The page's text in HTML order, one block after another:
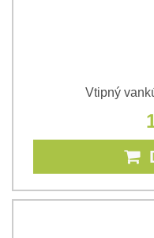
Vtipný